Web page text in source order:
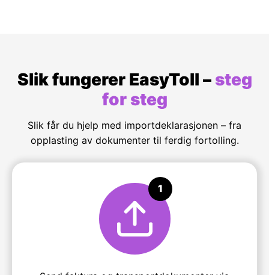
Slik fungerer EasyToll – steg
for steg
Slik får du hjelp med importdeklarasjonen – fra
opplasting av dokumenter til ferdig fortolling.
1